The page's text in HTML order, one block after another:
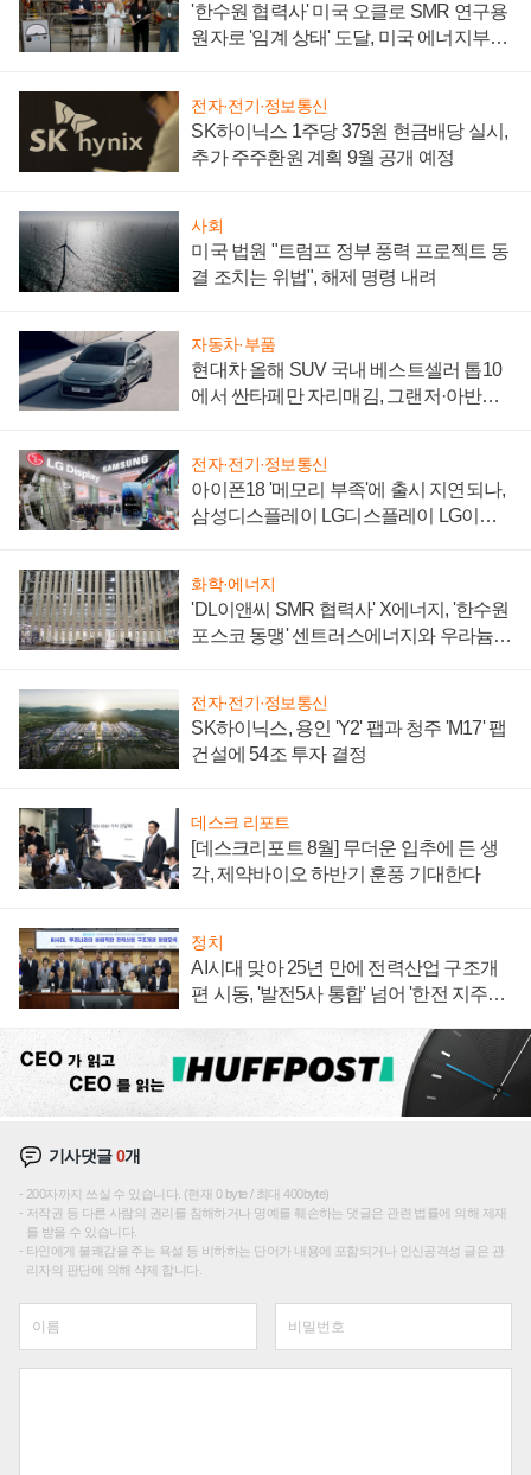
'한수원 협력사' 미국 오클로 SMR 연구용
원자로 '임계 상태' 도달, 미국 에너지부
전자·전기·정보통신
SK하이닉스 1주당 375원 현금배당 실시,
추가 주주환원 계획 9월 공개 예정
사회
미국 법원 "트럼프 정부 풍력 프로젝트 동
결 조치는 위법", 해제 명령 내려
자동차·부품
현대차 올해 SUV 국내 베스트셀러 톱10
에서 싼타페만 자리매김, 그랜저·아반떼
전자·전기·정보통신
아이폰18 '메모리 부족'에 출시 지연되나,
삼성디스플레이 LG디스플레이 LG이노
화학·에너지
'DL이앤씨 SMR 협력사' X에너지, '한수원
포스코 동맹' 센트러스에너지와 우라늄
전자·전기·정보통신
SK하이닉스, 용인 'Y2' 팹과 청주 'M17' 팹
건설에 54조 투자 결정
데스크 리포트
[데스크리포트 8월] 무더운 입추에 든 생
각, 제약바이오 하반기 훈풍 기대한다
정치
AI시대 맞아 25년 만에 전력산업 구조개
편 시동, '발전5사 통합' 넘어 '한전 지주사'
기사댓글0개
200자까지 쓰실 수 있습니다. (현재 0 byte / 최대 400byte)
저작권 등 다른 사람의 권리를 침해하거나 명예를 훼손하는 댓글은 관련 법률에 의해 제재
를 받을 수 있습니다.
타인에게 불쾌감을 주는 욕설 등 비하하는 단어가 내용에 포함되거나 인신공격성 글은 관
리자의 판단에 의해 삭제 합니다.